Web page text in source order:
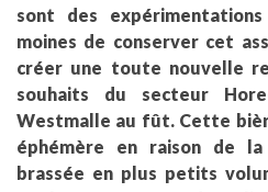
sont des
moines de conserver cet
créer une toute nouvelle
souhaits du secteur
Westmalle au fût. Cette
éphémère en raison de
brassée en plus petits